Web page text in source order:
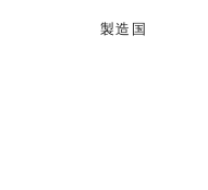
製造国